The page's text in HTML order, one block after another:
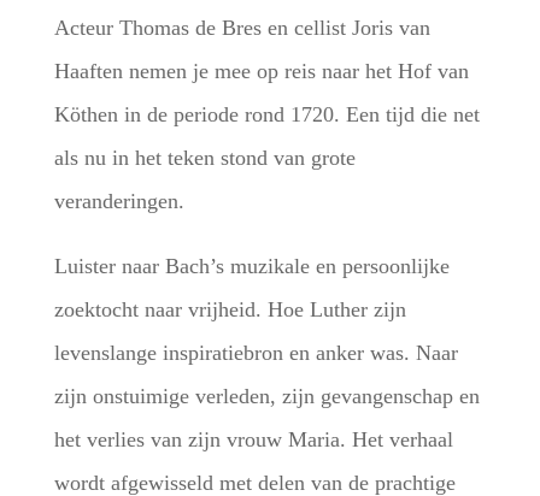
Acteur Thomas de Bres en cellist Joris van
Haaften nemen je mee op reis naar het Hof van
Köthen in de periode rond 1720. Een tijd die net
als nu in het teken stond van grote
veranderingen.
Luister naar Bach’s muzikale en persoonlijke
zoektocht naar vrijheid. Hoe Luther zijn
levenslange inspiratiebron en anker was. Naar
zijn onstuimige verleden, zijn gevangenschap en
het verlies van zijn vrouw Maria. Het verhaal
wordt afgewisseld met delen van de prachtige